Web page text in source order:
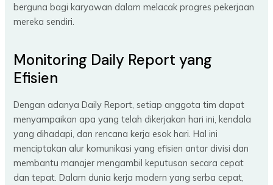
berguna bagi karyawan dalam melacak progres pekerjaan
mereka sendiri.
Monitoring Daily Report yang
Efisien
Dengan adanya Daily Report, setiap anggota tim dapat
menyampaikan apa yang telah dikerjakan hari ini, kendala
yang dihadapi, dan rencana kerja esok hari. Hal ini
menciptakan alur komunikasi yang efisien antar divisi dan
membantu manajer mengambil keputusan secara cepat
dan tepat. Dalam dunia kerja modern yang serba cepat,